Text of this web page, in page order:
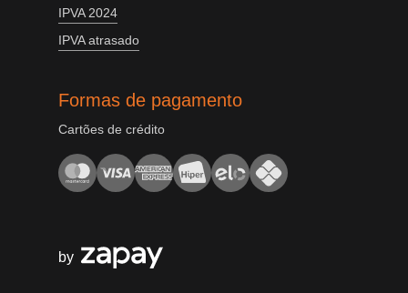
IPVA 2024
IPVA atrasado
Formas de pagamento
Cartões de crédito
by